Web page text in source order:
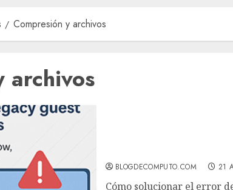
Compresión y archivos
archivos
BLOGDECOMPUTO.COM 21
Cómo solucionar el error